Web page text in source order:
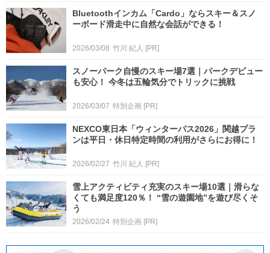
Bluetoothインカム「Cardo」ならスキー＆スノ
ーボード滑走中に自然な会話ができる！
2026/03/08 竹川 紀人 [PR]
スノーパーク自慢のスキー場7選｜パークデビュー
も安心！ 今冬は五輪気分でトリックに挑戦
2026/03/07 特別企画 [PR]
NEXCO東日本「ウィンターパス2026」関越プラ
ンは平日・休日特定時間の利用がさらにお得に！
2026/02/27 竹川 紀人 [PR]
雪上アクティビティ充実のスキー場10選｜滑らな
くても満足度120％！ “雪の遊園地”を遊び尽くそ
う
2026/02/24 特別企画 [PR]